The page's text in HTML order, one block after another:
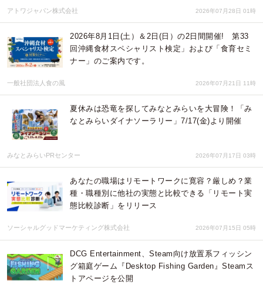
アトワジャパン株式会社 2026年07月28日 01時
2026年8月1日(土）＆2日(日）の2日間開催! 第33
回沖縄食材スペシャリスト検定」および「食育セミ
ナー」のご案内です。
一般社団法人食の風 2026年07月21日 11時
夏休みは恐竜を探してみなとみらいを大冒険！「み
なとみらいダイナソーラリー」7/17(金)より開催
みなとみらいPRセンター 2026年07月17日 03時
あなたの職場はリモートワークに寛容？厳しめ？業
種・職種別に他社の実態と比較できる「リモート実
態比較診断」をリリース
ソーシャルグッドマーケティング株式会社 2026年07月15日 05時
DCG Entertainment、Steam向け放置系フィッシン
グ箱庭ゲーム『Desktop Fishing Garden』Steamス
トアページを公開